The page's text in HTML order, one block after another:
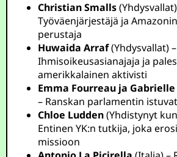
Christian Smalls
Työväenjärjestäjä ja
perustaja
Huwaida Arraf(Yhdysvallat) –
Ihmisoikeusasianajaja ja
amerikkalainen aktivisti
Emma Fourreau ja
– Ranskan parlamentin
Chloe Ludden(Yhdistynyt
Entinen YK:n tutkija, joka
missioon